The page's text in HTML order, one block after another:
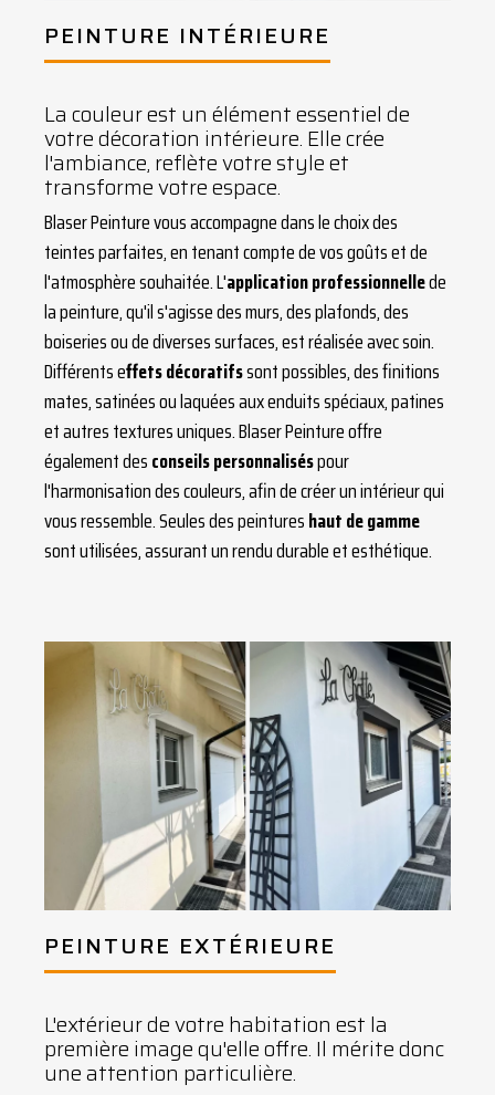
PEINTURE INTÉRIEURE
La couleur est un élément essentiel de
votre décoration intérieure. Elle crée
l'ambiance, reflète votre style et
transforme votre espace.
Blaser Peinture vous accompagne dans le choix des
teintes parfaites, en tenant compte de vos goûts et de
l'atmosphère souhaitée. L'application professionnellede
la peinture, qu'il s'agisse des murs, des plafonds, des
boiseries ou de diverses surfaces, est réalisée avec soin.
Différents effets décoratifssont possibles, des finitions
mates, satinées ou laquées aux enduits spéciaux, patines
et autres textures uniques. Blaser Peinture offre
également desconseils personnaliséspour
l'harmonisation des couleurs, afin de créer un intérieur qui
vous ressemble. Seules des peintureshaut de gamme
sont utilisées, assurant un rendu durable et esthétique.
PEINTURE EXTÉRIEURE
L'extérieur de votre habitation est la
première image qu'elle offre. Il mérite donc
une attention particulière.